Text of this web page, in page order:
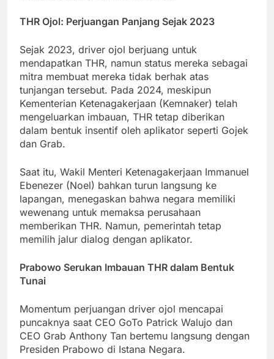
THR Ojol: Perjuangan Panjang Sejak 2023
Sejak 2023, driver ojol berjuang untuk
mendapatkan THR, namun status mereka sebagai
mitra membuat mereka tidak berhak atas
tunjangan tersebut. Pada 2024, meskipun
Kementerian Ketenagakerjaan (Kemnaker) telah
mengeluarkan imbauan, THR tetap diberikan
dalam bentuk insentif oleh aplikator seperti Gojek
dan Grab.
Saat itu, Wakil Menteri Ketenagakerjaan Immanuel
Ebenezer (Noel) bahkan turun langsung ke
lapangan, menegaskan bahwa negara memiliki
wewenang untuk memaksa perusahaan
memberikan THR. Namun, pemerintah tetap
memilih jalur dialog dengan aplikator.
Prabowo Serukan Imbauan THR dalam Bentuk
Tunai
Momentum perjuangan driver ojol mencapai
puncaknya saat CEO GoTo Patrick Walujo dan
CEO Grab Anthony Tan bertemu langsung dengan
Presiden Prabowo di Istana Negara.